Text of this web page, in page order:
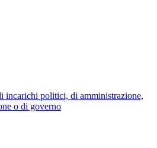
incarichi politici, di amministrazione,
o di governo